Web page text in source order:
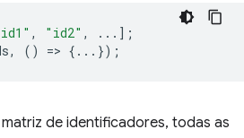
, "id2" ,
...];
, () => {...});
de identificadores, todas as